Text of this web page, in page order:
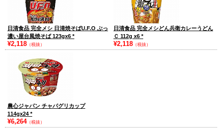
日清食品 完全メシ 日清焼そばU.F.O ぶっ
濃い屋台風焼そば 123gx6 *
¥2,118 （税抜）
日清食品 完全メシどん兵衛カレーうどん
Ｃ 112g x6 *
¥2,118 （税抜）
農心ジャパン チャパグリカップ
114gx24 *
¥6,264（税抜）